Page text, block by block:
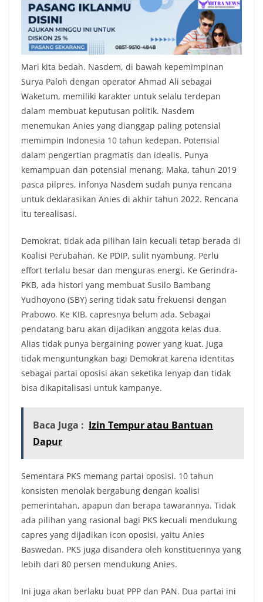
Mari kita bedah. Nasdem, di bawah kepemimpinan
Surya Paloh dengan operator Ahmad Ali sebagai
Waketum, memiliki karakter untuk selalu terdepan
dalam membuat keputusan politik. Nasdem
menemukan Anies yang dianggap paling potensial
memimpin Indonesia 10 tahun kedepan. Potensial
dalam pengertian pragmatis dan idealis. Punya
kemampuan dan potensial menang. Maka, tahun 2019
pasca pilpres, infonya Nasdem sudah punya rencana
untuk deklarasikan Anies di akhir tahun 2022. Rencana
itu terealisasi.
Demokrat, tidak ada pilihan lain kecuali tetap berada di
Koalisi Perubahan. Ke PDIP, sulit nyambung. Perlu
effort terlalu besar dan menguras energi. Ke Gerindra-
PKB, ada histori yang membuat Susilo Bambang
Yudhoyono (SBY) sering tidak satu frekuensi dengan
Prabowo. Ke KIB, capresnya belum ada. Sebagai
pendatang baru akan dijadikan anggota kelas dua.
Alias tidak punya bergaining power yang kuat. Juga
tidak menguntungkan bagi Demokrat karena identitas
sebagai partai oposisi akan seketika lenyap dan tidak
bisa dikapitalisasi untuk kampanye.
Baca Juga : Izin Tempur atau Bantuan
Dapur
Sementara PKS memang partai oposisi. 10 tahun
konsisten menolak bergabung dengan koalisi
pemerintahan, apapun dan berapa tawarannya. Tidak
ada pilihan yang rasional bagi PKS kecuali mendukung
capres yang dijadikan icon oposisi, yaitu Anies
Baswedan. PKS juga disandera oleh konstituennya yang
lebih dari 80 persen mendukung Anies.
Ini juga akan berlaku buat PPP dan PAN. Dua partai ini